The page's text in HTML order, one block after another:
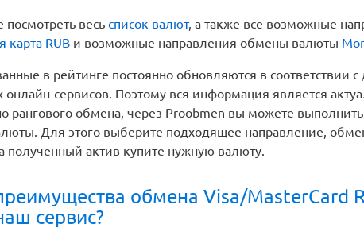
весь список валют, а также все возможные
карта RUB и возможные направления обмены валюты
в рейтинге постоянно обновляются в соответствии
онлайн-сервисов. Поэтому вся информация является
рангового обмена, через Proobmen вы можете
Для этого выберите подходящее направление,
полученный актив купите нужную валюту.
обмена Visa/MasterCard
сервис?